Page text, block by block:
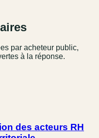
par acheteur public,
à la réponse.
des acteurs RH